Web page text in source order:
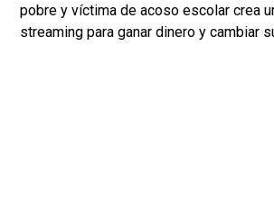
pobre y víctima de acoso escolar crea
streaming para ganar dinero y cambiar